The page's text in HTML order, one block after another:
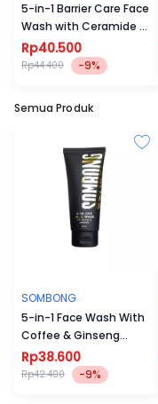
5-in-1 Barrier Care Face
Wash with Ceramide NP
100ml
Rp40.500
Rp44.400 -9%
Semua Produk
SOMBONG
5-in-1 Face Wash With
Coffee & Ginseng
100ml
Rp38.600
Rp42.400 -9%